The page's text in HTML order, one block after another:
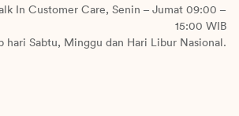
In Customer Care, Senin – Jumat 09:00 –
15:00 WIB
hari Sabtu, Minggu dan Hari Libur Nasional.